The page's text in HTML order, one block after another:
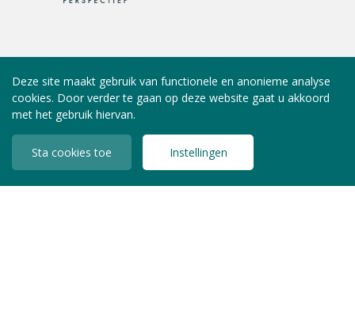
Deze site maakt gebruik van functionele en anonieme analyse
cookies. Door verder te gaan op deze website gaat u akkoord
met het gebruik hiervan.
Sta cookies toe Instellingen